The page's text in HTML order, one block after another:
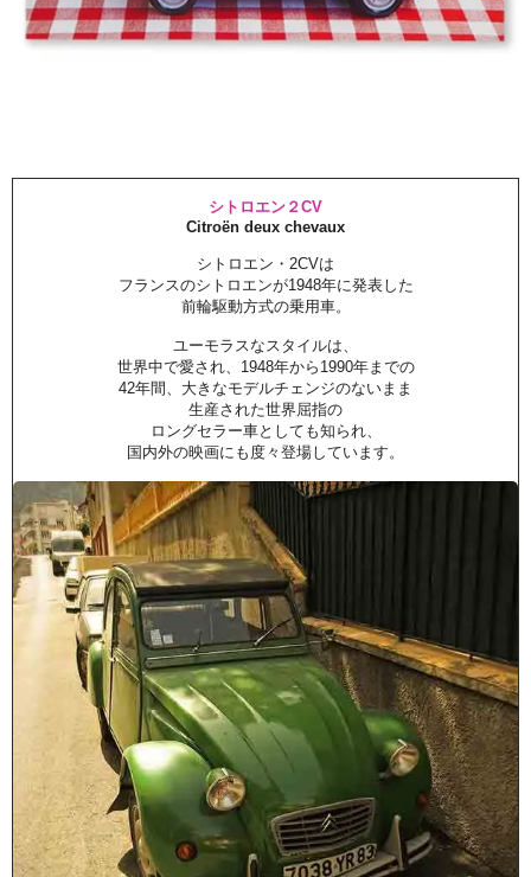
シトロエン２CV
Citroën deux chevaux
シトロエン・2CVは
フランスのシトロエンが1948年に発表した
前輪駆動方式の乗用車。
ユーモラスなスタイルは、
世界中で愛され、1948年から1990年までの
42年間、大きなモデルチェンジのないまま
生産された世界屈指の
ロングセラー車としても知られ、
国内外の映画にも度々登場しています。